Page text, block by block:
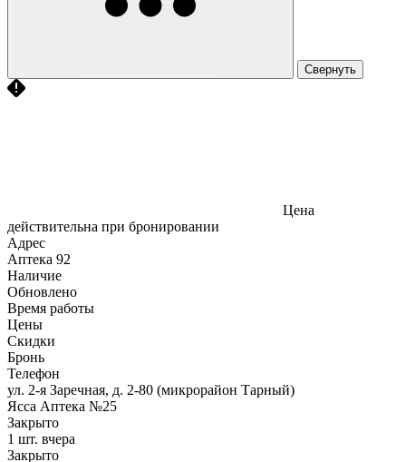
Свернуть
Цена
действительна при бронировании
Адрес
Аптека 92
Наличие
Обновлено
Время работы
Цены
Скидки
Бронь
Телефон
ул. 2-я Заречная, д. 2-80 (микрорайон Тарный)
Ясса Аптека №25
Закрыто
1 шт. вчера
Закрыто